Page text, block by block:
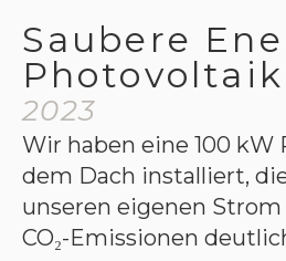
Saubere
Photovoltaik
2023
Wir haben eine 100
dem Dach installiert,
unseren eigenen
CO₂-Emissionen